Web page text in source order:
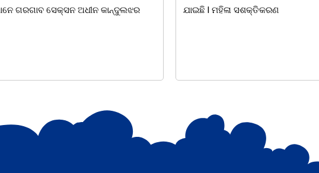
l ମହିଳା ସଶକ୍ତିକରଣ
ହୋଇଯାଇଛି। ଡ଼ଃ ପ୍ରଦୀପ ଭୈମିକ ଙ୍କ